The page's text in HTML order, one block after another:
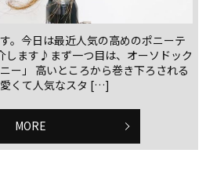
。今日は最近人気の高めのポニーテ
します♪まず一つ目は、オーソドック
ー」 高いところから巻き下ろされる
くて人気なスタ […]
MORE